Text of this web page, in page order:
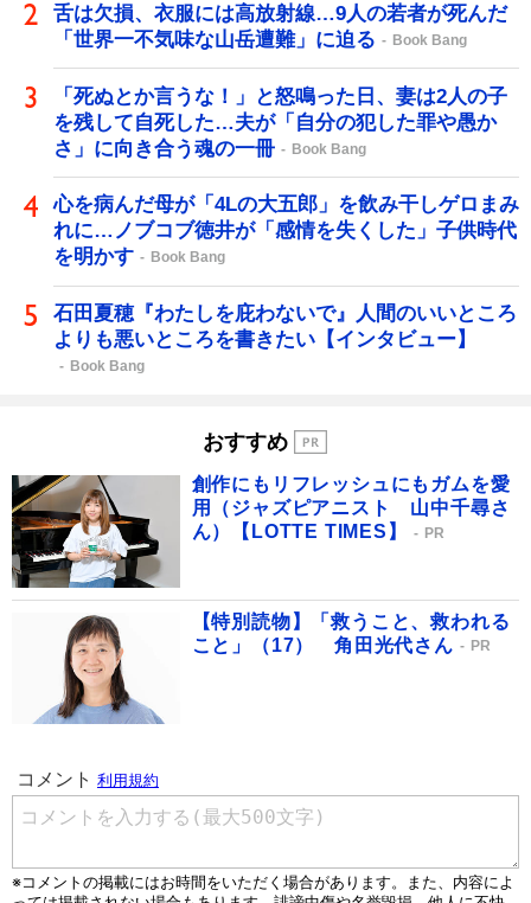
舌は欠損、衣服には高放射線…9人の若者が死んだ
「世界一不気味な山岳遭難」に迫る
Book Bang
「死ぬとか言うな！」と怒鳴った日、妻は2人の子
を残して自死した…夫が「自分の犯した罪や愚か
さ」に向き合う魂の一冊
Book Bang
心を病んだ母が「4Lの大五郎」を飲み干しゲロまみ
れに…ノブコブ徳井が「感情を失くした」子供時代
を明かす
Book Bang
石田夏穂『わたしを庇わないで』人間のいいところ
よりも悪いところを書きたい【インタビュー】
Book Bang
おすすめ
創作にもリフレッシュにもガムを愛
用（ジャズピアニスト 山中千尋さ
ん）【LOTTE TIMES】
PR
【特別読物】「救うこと、救われる
こと」（17） 角田光代さん
PR